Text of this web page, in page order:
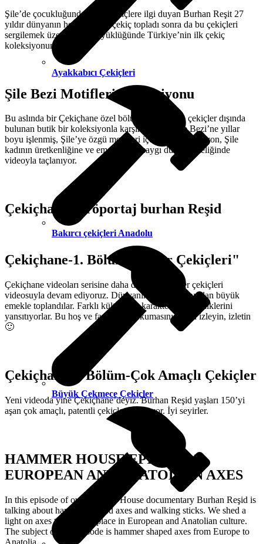
Ayakkabıcı Çekiçleri
Bakırcı çekiçleri Anadolu
Büyük Çekmece Çekiçler
Şile’de çocukluğundan beri çekiçlere ilgi duyan Burhan Reşit 27
yıldır dünyanın her yerinden çekiç topladı sonra da bu çekiçleri
sergilemek üzere müze büyüklüğünde Türkiye’nin ilk çekiç
koleksiyonunu kurdu.
Şile Bezi Motifleri Koleksiyonu
Bu aslında bir Çekiçhane özel bölümüdür. Orada çekiçler dışında
bulunan butik bir koleksiyonla karşınızdayız. Şile Bezi’ne yıllar
boyu işlenmiş, Şile’ye özgü motifleri içeren bu koleksiyon, Şile
kadının üretkenliğine ve emeğine bir saygı duruşu niteliğinde
videoyla taçlanıyor.
Çekiçhanede röportaj burhan Reşid
Çekiçhane-1. Bölüm "Şeker Çekiçleri"
Çekiçhane videoları serisine daha detaylı bir şeker çekiçleri
videosuyla devam ediyoruz. Dünyanın dört bir yanından büyük
emekle toplandılar. Farklı kültürlerin karakteristik özelliklerini
yansıtıyorlar. Bu hoş ve farklı tarih okumasını lütfen izleyin, izletin
🙂
Çekiçhane 2. Bölüm-Çok Amaçlı Çekiçler
Yeni videoda yine Çekiçhane’deyiz. Burhan Reşid yaşları 150’yi
aşan çok amaçlı, patentli çekiçleri anlatıyor. İyi seyirler.
HAMMER HOUSE EPISODE 3:
EUROPEAN AND ANATOLIAN AXES
In this episode of our Hammer House documentary Burhan Reşid is
talking about hammer shaped axes and walking sticks. We shed a
light on axes that have a place in European and Anatolian culture.
The subject of this episode is hammer shaped axes from Europe to